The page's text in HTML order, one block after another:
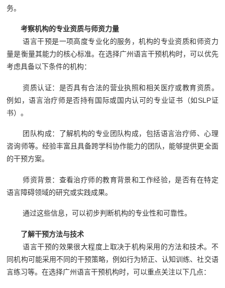
务。
考察机构的专业资质与师资力量
语言干预是一项高度专业化的服务，机构的专业资质和师资力
量是衡量其能力的核心标准。在选择广州语言干预机构时，可以优先
考虑具备以下条件的机构：
资质认证：是否具有合法的营业执照和相关医疗或教育资质。
例如，语言治疗师是否持有国际或国内认可的专业证书（如SLP证
书）。
团队构成：了解机构的专业团队构成，包括语言治疗师、心理
咨询师等。经验丰富且具备跨学科协作能力的团队，能够提供更全面
的干预方案。
师资背景：查看治疗师的教育背景和工作经验，是否有在特定
语言障碍领域的研究或实践成果。
通过这些信息，可以初步判断机构的专业性和可靠性。
了解干预方法与技术
语言干预的效果很大程度上取决于机构采用的方法和技术。不
同机构可能采用不同的干预策略，例如行为矫正、认知训练、社交语
言练习等。在选择广州语言干预机构时，可以重点关注以下几点：